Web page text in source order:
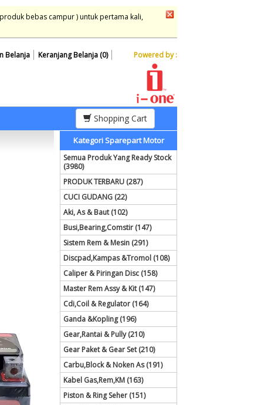
bebas campur ) untuk pertama kali,
Keranjang Belanja (0)
Belanja Powered by :
Shopping Cart
Kategori Sparepart Motor
Semua Produk Yang Ready Stock
(3980)
PRODUK TERBARU (287)
CUCI GUDANG (22)
Aki, As & Baut (102)
Busi,Bearing,Comstir (147)
Sistem Rem & Mesin (291)
Discpad,Kampas &Tromol (108)
Caliper & Piringan Disc (158)
Master Rem Assy & Kit (147)
Cdi,Coil & Regulator (164)
Ganda &Kopling (196)
Gear,Rantai & Pully (210)
Gear Paket & Gear Set (210)
Carbu,Block & Noken As (191)
Kabel Gas,Rem,KM (163)
Piston & Ring Seher (151)